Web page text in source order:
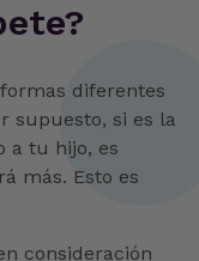
diferentes
supuesto, si es la
a tu hijo, es
más. Esto es
consideración